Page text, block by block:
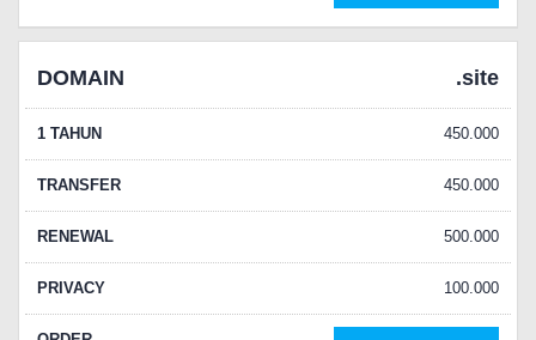
DOMAIN .site
1 TAHUN 450.000
TRANSFER 450.000
RENEWAL 500.000
PRIVACY 100.000